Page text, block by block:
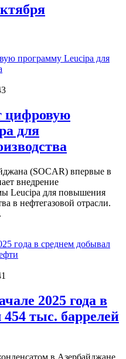
цифровую
для
(SOCAR) впервые в
внедрение
Leucipa для повышения
в нефтегазовой отрасли.
2025 года в
тыс. баррелей
в Азербайджане